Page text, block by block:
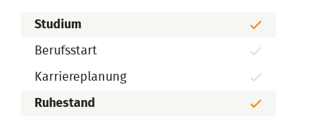
Studium
Berufsstart
Karriereplanung
Ruhestand